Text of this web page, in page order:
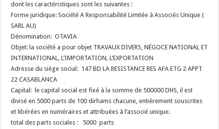
dont les caractéristiques sont les suivantes :
Forme juridique: Société A Responsabilité Limitée à Associés Unique (
SARL AU)
Dénomination: OTAVIA
Objet: la société a pour objet TRAVAUX DIVERS, NÉGOCE NATIONAL ET
INTERNATIONAL, L’IMPORTATION, L’EXPORTATION
Adresse du siège social: 147 BD LA RESISTANCE RES AFA ETG 2 APPT
22 CASABLANCA
Capital: le capital social est fixé à la somme de 500000 DHS, il est
divisé en 5000 parts de 100 dirhams chacune, entièrement souscrites
et libérées en numéraires et attribuées à l’associé unique.
total des parts sociales : 5000 parts